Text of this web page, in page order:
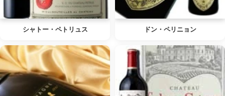
シャトー・ペトリュス ドン・ペリニョン